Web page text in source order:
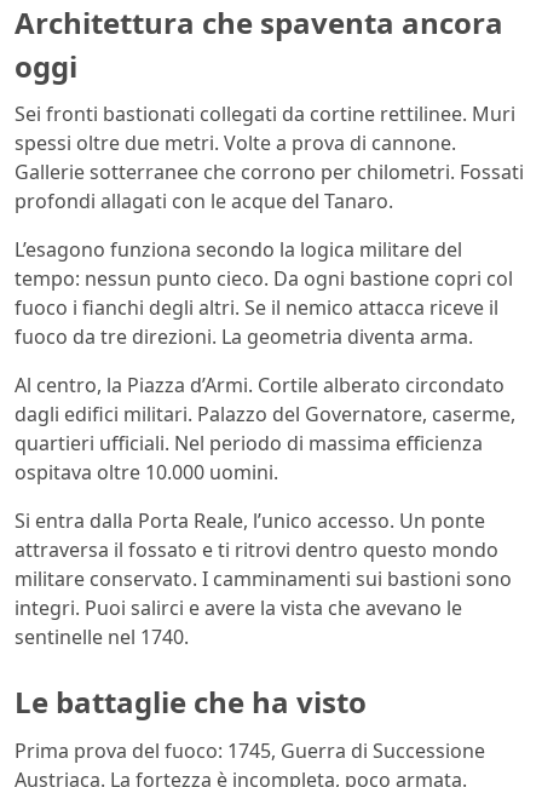
Architettura che spaventa ancora
oggi
Sei fronti bastionati collegati da cortine rettilinee. Muri
spessi oltre due metri. Volte a prova di cannone.
Gallerie sotterranee che corrono per chilometri. Fossati
profondi allagati con le acque del Tanaro.
L’esagono funziona secondo la logica militare del
tempo: nessun punto cieco. Da ogni bastione copri col
fuoco i fianchi degli altri. Se il nemico attacca riceve il
fuoco da tre direzioni. La geometria diventa arma.
Al centro, la Piazza d’Armi. Cortile alberato circondato
dagli edifici militari. Palazzo del Governatore, caserme,
quartieri ufficiali. Nel periodo di massima efficienza
ospitava oltre 10.000 uomini.
Si entra dalla Porta Reale, l’unico accesso. Un ponte
attraversa il fossato e ti ritrovi dentro questo mondo
militare conservato. I camminamenti sui bastioni sono
integri. Puoi salirci e avere la vista che avevano le
sentinelle nel 1740.
Le battaglie che ha visto
Prima prova del fuoco: 1745, Guerra di Successione
Austriaca. La fortezza è incompleta, poco armata.